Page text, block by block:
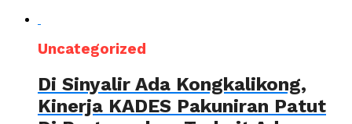
Uncategorized
Di Sinyalir Ada Kongkalikong,
Kinerja KADES Pakuniran Patut